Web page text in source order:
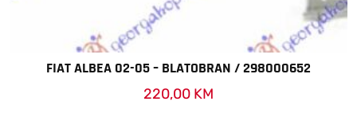
FIAT ALBEA 02-05 – BLATOBRAN / 298000652
220,00 KM